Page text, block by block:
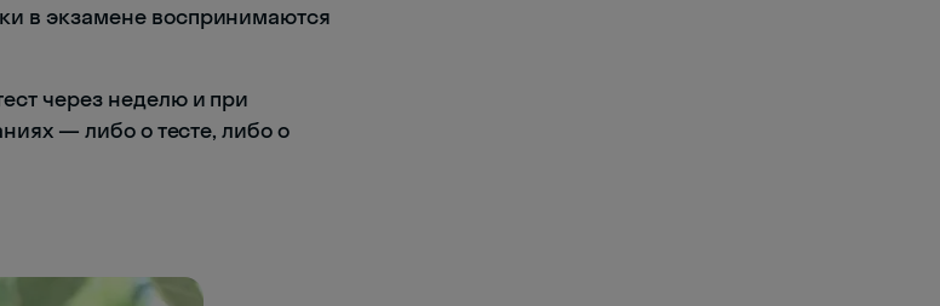
в экзамене воспринимаются
через неделю и при
— либо о тесте, либо о